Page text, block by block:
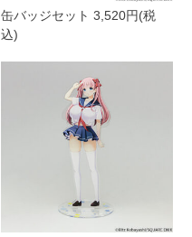
缶バッジセット 3,520円(税
込)